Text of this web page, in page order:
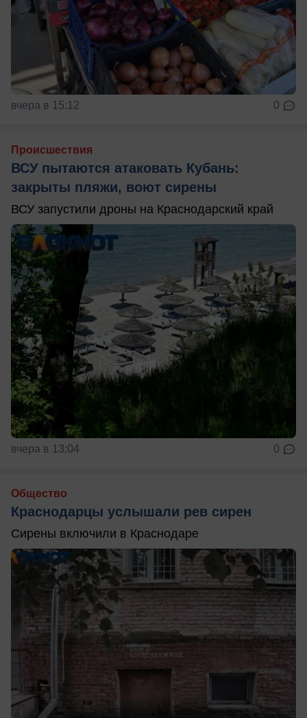
вчера в 15:12 0
Происшествия
ВСУ пытаются атаковать Кубань:
закрыты пляжи, воют сирены
ВСУ запустили дроны на Краснодарский край
вчера в 13:04 0
Общество
Краснодарцы услышали рев сирен
Сирены включили в Краснодаре